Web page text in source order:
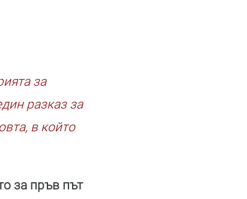
за
разказ за
в който
за пръв път